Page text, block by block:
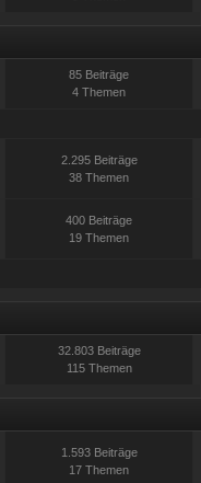
85 Beiträge
4 Themen
2.295 Beiträge
38 Themen
400 Beiträge
19 Themen
32.803 Beiträge
115 Themen
1.593 Beiträge
17 Themen